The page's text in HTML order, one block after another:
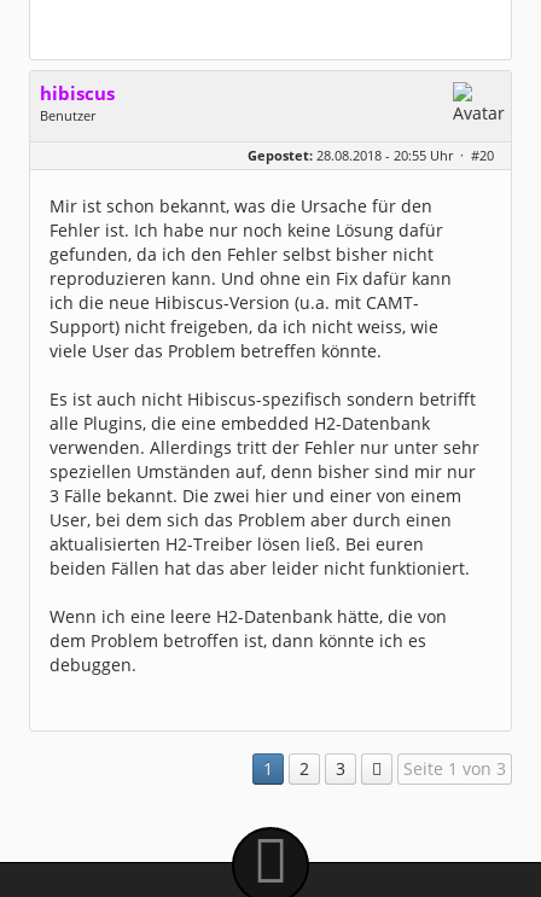
hibiscus
Benutzer
Homepage:
willuhn.de/
Dabei seit:
03 / 2005
Gepostet: 28.08.2018 - 20:55 Uhr · #20
Mir ist schon bekannt, was die Ursache für den
Fehler ist. Ich habe nur noch keine Lösung dafür
gefunden, da ich den Fehler selbst bisher nicht
reproduzieren kann. Und ohne ein Fix dafür kann
ich die neue Hibiscus-Version (u.a. mit CAMT-
Support) nicht freigeben, da ich nicht weiss, wie
viele User das Problem betreffen könnte.
Es ist auch nicht Hibiscus-spezifisch sondern betrifft
alle Plugins, die eine embedded H2-Datenbank
verwenden. Allerdings tritt der Fehler nur unter sehr
speziellen Umständen auf, denn bisher sind mir nur
3 Fälle bekannt. Die zwei hier und einer von einem
User, bei dem sich das Problem aber durch einen
aktualisierten H2-Treiber lösen ließ. Bei euren
beiden Fällen hat das aber leider nicht funktioniert.
Wenn ich eine leere H2-Datenbank hätte, die von
dem Problem betroffen ist, dann könnte ich es
debuggen.
1 2 3 Seite 1 von 3